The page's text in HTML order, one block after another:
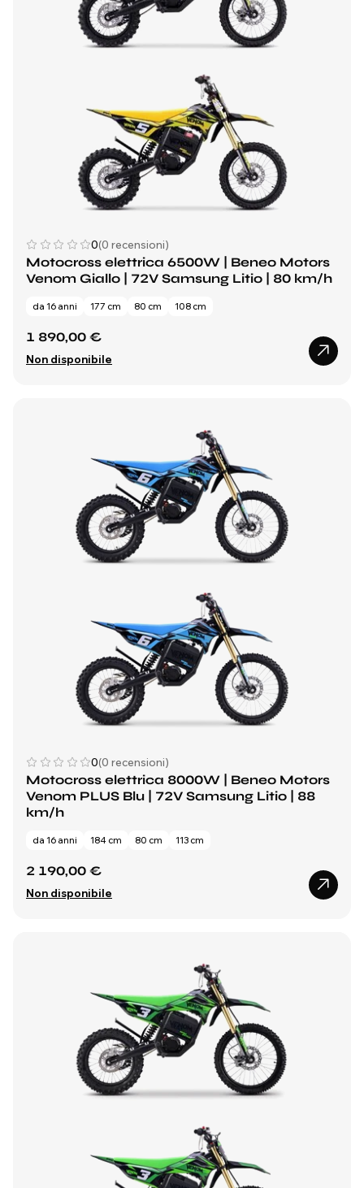
0(0 recensioni)
Motocross elettrica 6500W | Beneo Motors
Venom Giallo | 72V Samsung Litio | 80 km/h
da 16 anni 177 cm 80 cm 108 cm
1 890,00 €
Non disponibile
0(0 recensioni)
Motocross elettrica 8000W | Beneo Motors
Venom PLUS Blu | 72V Samsung Litio | 88
km/h
da 16 anni 184 cm 80 cm 113 cm
2 190,00 €
Non disponibile